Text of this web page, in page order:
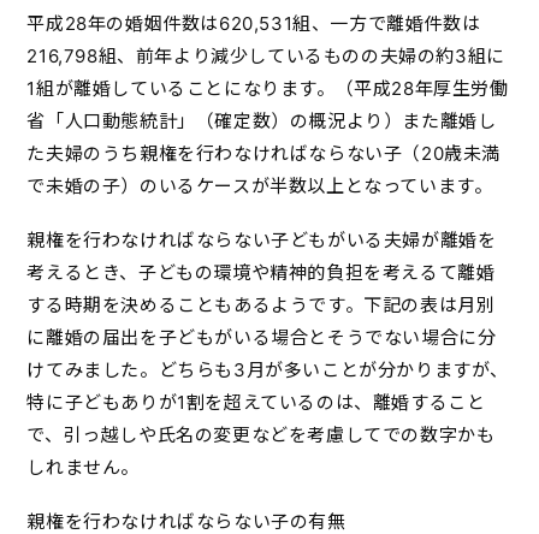
平成28年の婚姻件数は620,531組、一方で離婚件数は
216,798組、前年より減少しているものの夫婦の約3組に
1組が離婚していることになります。（平成28年厚生労働
省「人口動態統計」（確定数）の概況より）また離婚し
た夫婦のうち親権を行わなければならない子（20歳未満
で未婚の子）のいるケースが半数以上となっています。
親権を行わなければならない子どもがいる夫婦が離婚を
考えるとき、子どもの環境や精神的負担を考えるて離婚
する時期を決めることもあるようです。下記の表は月別
に離婚の届出を子どもがいる場合とそうでない場合に分
けてみました。どちらも3月が多いことが分かりますが、
特に子どもありが1割を超えているのは、離婚すること
で、引っ越しや氏名の変更などを考慮してでの数字かも
しれません。
親権を行わなければならない子の有無